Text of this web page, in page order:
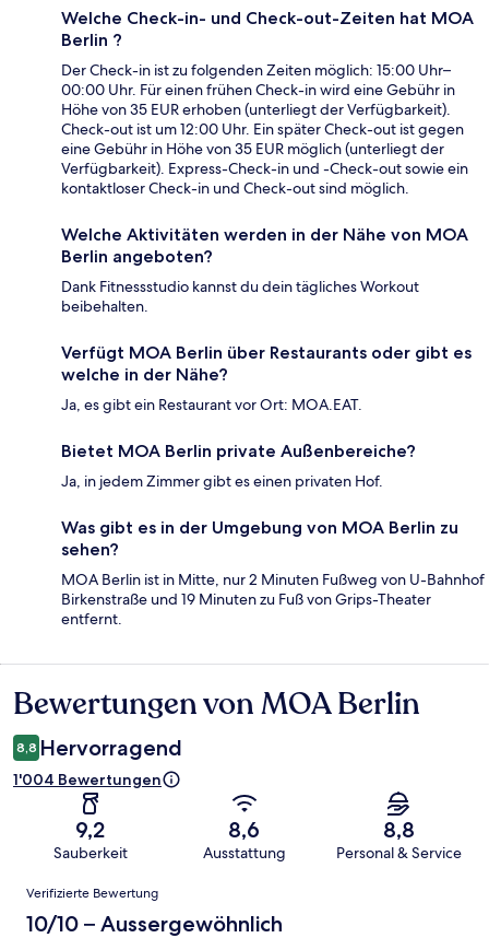
Welche Check-in- und Check-out-Zeiten hat MOA
Berlin ?
Der Check-in ist zu folgenden Zeiten möglich: 15:00 Uhr–
00:00 Uhr. Für einen frühen Check-in wird eine Gebühr in
Höhe von 35 EUR erhoben (unterliegt der Verfügbarkeit).
Check-out ist um 12:00 Uhr. Ein später Check-out ist gegen
eine Gebühr in Höhe von 35 EUR möglich (unterliegt der
Verfügbarkeit). Express-Check-in und -Check-out sowie ein
kontaktloser Check-in und Check-out sind möglich.
Welche Aktivitäten werden in der Nähe von MOA
Berlin angeboten?
Dank Fitnessstudio kannst du dein tägliches Workout
beibehalten.
Verfügt MOA Berlin über Restaurants oder gibt es
welche in der Nähe?
Ja, es gibt ein Restaurant vor Ort: MOA.EAT.
Bietet MOA Berlin private Außenbereiche?
Ja, in jedem Zimmer gibt es einen privaten Hof.
Was gibt es in der Umgebung von MOA Berlin zu
sehen?
MOA Berlin ist in Mitte, nur 2 Minuten Fußweg von U-Bahnhof
Birkenstraße und 19 Minuten zu Fuß von Grips-Theater
entfernt.
Bewertungen
Bewertungen von MOA Berlin
8,8 Hervorragend
1'004 Bewertungen
9,2
Sauberkeit
8,6
Ausstattung
8,8
Personal & Service
Bewertungen
Verifizierte Bewertung
10/10 – Aussergewöhnlich